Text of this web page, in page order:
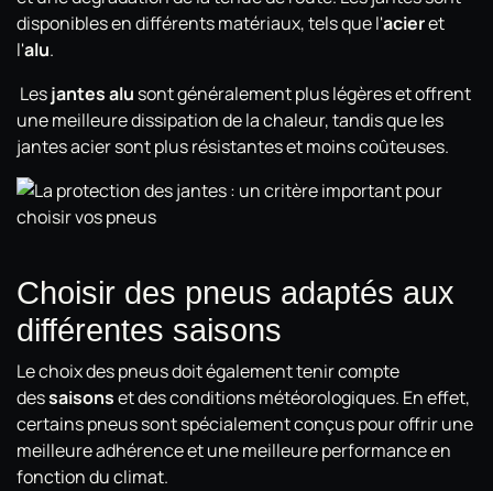
disponibles en différents matériaux, tels que l'acieret
l'alu.
Lesjantes alu sont généralement plus légères et offrent
une meilleure dissipation de la chaleur, tandis que les
jantes acier sont plus résistantes et moins coûteuses.
Choisir des pneus adaptés aux
différentes saisons
Le choix des pneus doit également tenir compte
dessaisonset des conditions météorologiques. En effet,
certains pneus sont spécialement conçus pour offrir une
meilleure adhérence et une meilleure performance en
fonction du climat.